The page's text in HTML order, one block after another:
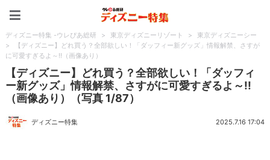
ディズニー特集 -ウレぴあ総研 > 東京ディズニーリゾート >
東京ディズニーシー
>
【ディズニー】どれ買う？全部欲しい！「ダッフィー新グッズ」情報解禁、さすが
に可愛すぎるよ～!!（画像あり）
【ディズニー】どれ買う？全部欲しい！「ダッフィ
ー新グッズ」情報解禁、さすがに可愛すぎるよ～!!
（画像あり）（写真 1/87）
ディズニー特集 2025.7.16 17:04